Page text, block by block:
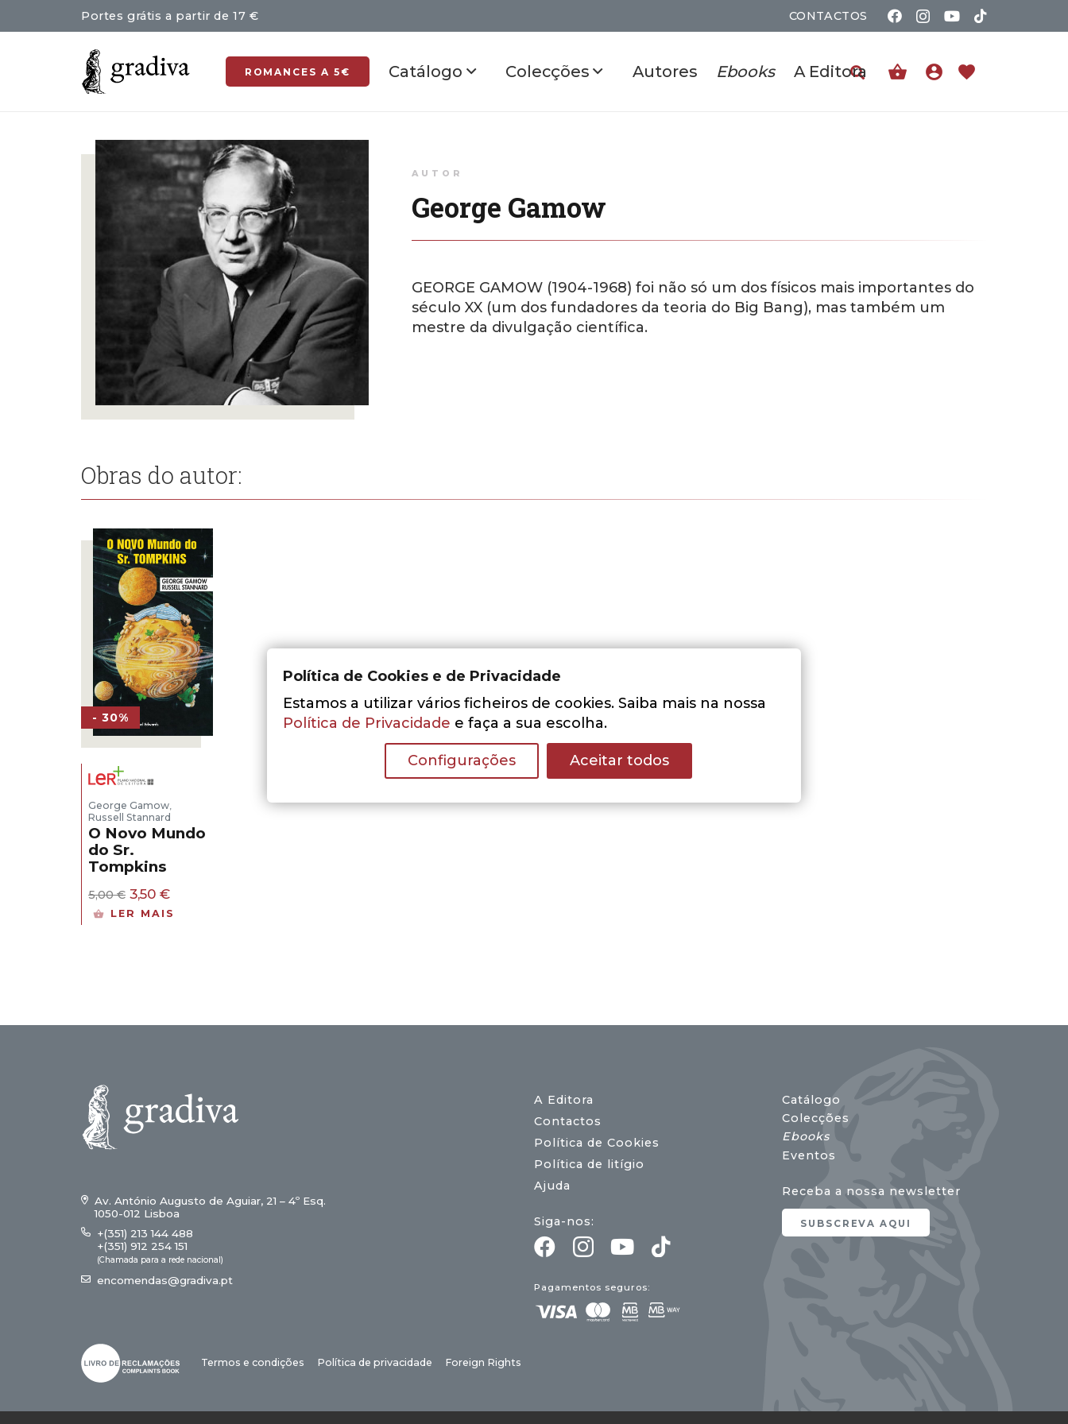
Portes grátis a partir de 17 € CONTACTOS
ROMANCES A 5€ Catálogo Colecções Autores Ebooks A Editora shopping_basket account_circle favorite
AUTOR
George Gamow
GEORGE GAMOW (1904-1968) foi não só um dos físicos mais importantes do
século XX (um dos fundadores da teoria do Big Bang), mas também um
mestre da divulgação científica.
Obras do autor:
- 30%
George Gamow
Russell Stannard
O Novo Mundo
do Sr.
Tompkins
5,00€ O
preço
3,50 €O
preço
LER MAIS
Av. António Augusto de Aguiar, 21 – 4º Esq.
1050-012 Lisboa
+(351) 213 144 488
+(351) 912 254 151
(Chamada para a rede nacional)
encomendas@gradiva.pt
A Editora
Contactos
Política de Cookies
Política de litígio
Ajuda
Siga-nos:
Pagamentos seguros:
Catálogo
Colecções
Ebooks
Eventos
Receba a nossa newsletter
SUBSCREVA AQUI
Termos e condições Política de privacidade Foreign Rights
Política de Cookies e de Privacidade
Estamos a utilizar vários ficheiros de cookies. Saiba mais na nossa
Política de Privacidade e faça a sua escolha.
Configurações Aceitar todos